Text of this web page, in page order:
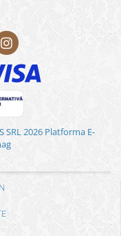
SRL 2026 Platforma E-